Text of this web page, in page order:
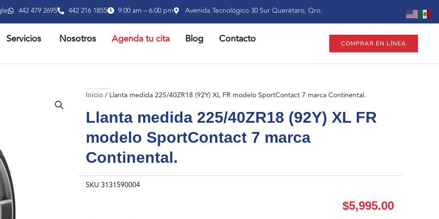
442 479 2695 442 216 1855 9:00 am – 6:00 pm Avenida Tecnológico 30 Sur Querétaro, Qro.
PRODUCTOS
Servicios ABRIR SERVICIOS
Nosotros Agenda tu cita Blog Contacto COMPRAR EN LÍNEA
Inicio/ Llanta medida 225/40ZR18 (92Y) XL FR modelo SportContact 7 marca Continental.
Llanta medida 225/40ZR18 (92Y) XL FR
modelo SportContact 7 marca
Continental.
SKU 3131590004
$5,995.00